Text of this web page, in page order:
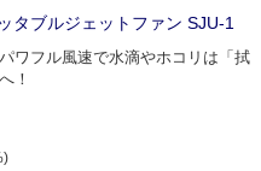
タブルジェットファン SJU-1
ワフル風速で水滴やホコリは「拭
！